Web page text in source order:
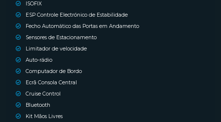
ISOFIX
ESP Controle Electrónico de Estabilidade
Fecho Automático das Portas em Andamento
Sensores de Estacionamento
Limitador de velocidade
Auto-rádio
Computador de Bordo
Ecrã Consola Central
Cruise Control
Bluetooth
Kit Mãos Livres